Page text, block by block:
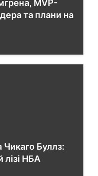
MVP-
та плани на
Чикаго Буллз:
лізі НБА